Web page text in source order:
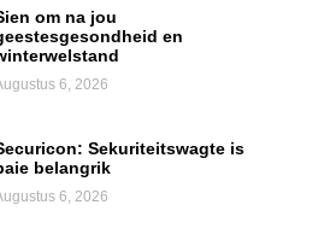
om na jou
en
6, 2026
Sekuriteitswagte is
belangrik
6, 2026